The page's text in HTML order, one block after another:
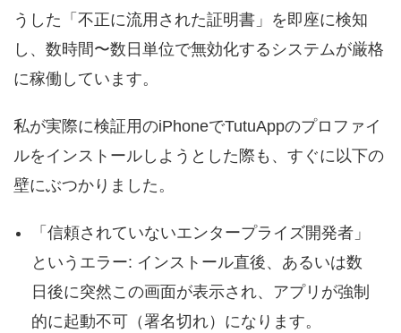
うした「不正に流用された証明書」を即座に検知
し、数時間〜数日単位で無効化するシステムが厳格
に稼働しています。
私が実際に検証用のiPhoneでTutuAppのプロファイ
ルをインストールしようとした際も、すぐに以下の
壁にぶつかりました。
「信頼されていないエンタープライズ開発者」
というエラー: インストール直後、あるいは数
日後に突然この画面が表示され、アプリが強制
的に起動不可（署名切れ）になります。